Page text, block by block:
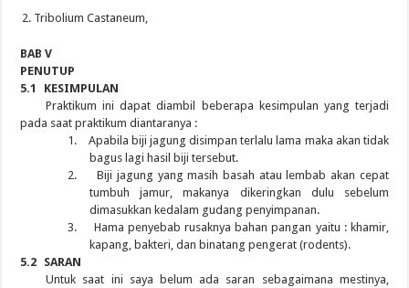
Tribolium Castaneum,
BAB V
PENUTUP
5.1
KESIMPULAN
Praktikum ini dapat diambil beberapa kesimpulan yang terjadi
pada saat praktikum diantaranya :
1.
Apabila biji jagung disimpan terlalu lama maka akan tidak
bagus lagi hasil biji tersebut.
2.
Biji jagung yang masih basah atau lembab akan cepat
tumbuh jamur, makanya dikeringkan dulu sebelum
dimasukkan kedalam gudang penyimpanan.
3.
Hama penyebab rusaknya bahan pangan yaitu : khamir,
kapang, bakteri, dan binatang pengerat (rodents).
5.2 SARAN
Untuk saat ini saya belum ada saran sebagaimana mestinya,